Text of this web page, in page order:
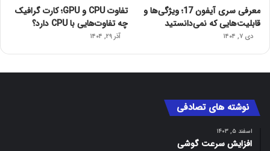
معرفی سری آیفون 17؛ ویژگی‌ها و
قابلیت‌هایی که نمی‌دانستید
دی ۷, ۱۴۰۴
تفاوت CPU و GPU؛ کارت گرافیک
چه تفاوت‌هایی با CPU دارد؟
آذر ۲۹, ۱۴۰۴
نوشته های تصادفی
اسفند ۵, ۱۴۰۳
افزایش سرعت گوشی